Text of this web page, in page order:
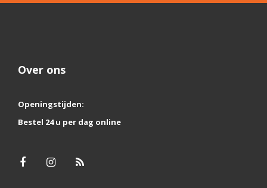
Over ons
Openingstijden:
Bestel 24 u per dag online